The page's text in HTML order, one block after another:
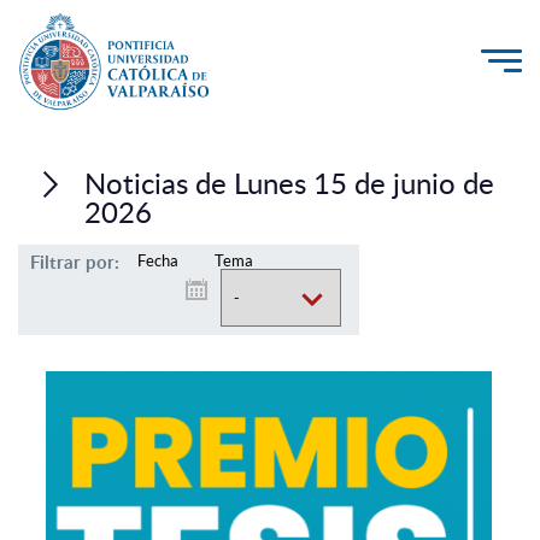
Investigación, Creación e Innovación
Vinculación con el Medio
Admisión
Pregrado
Formación Continua
Noticias de Lunes 15 de junio de
2026
Filtrar por: Fecha Tema